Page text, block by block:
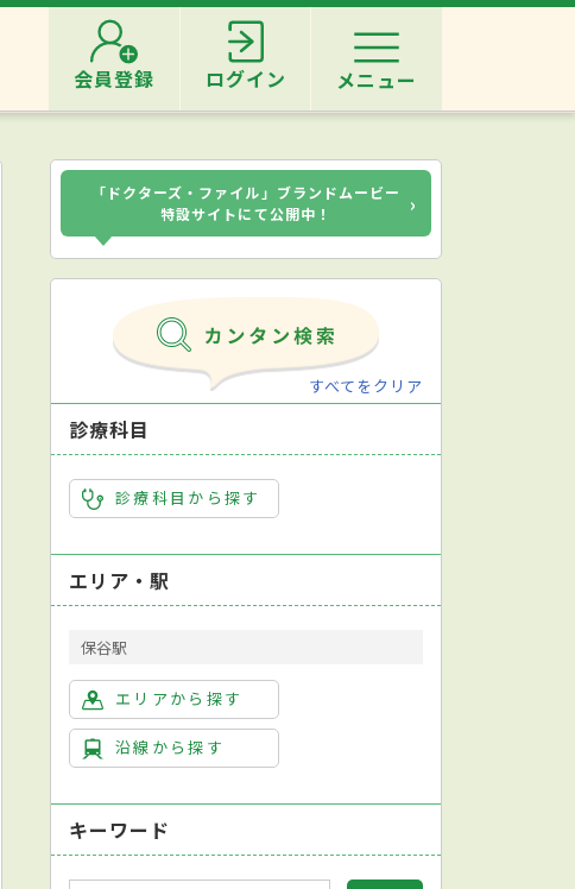
会員登録 ログイン メニュー
「ドクターズ・ファイル」ブランドムービー
特設サイトにて公開中！
›
すべてをクリア
診療科目
診療科目から探す
エリア・駅
保谷駅
エリアから探す
沿線から探す
キーワード